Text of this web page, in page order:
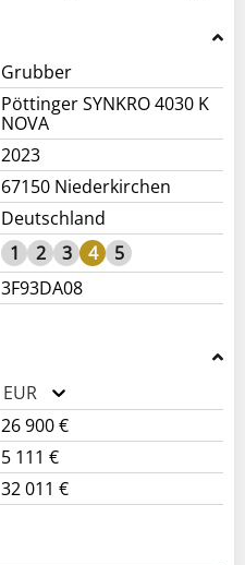
Grubber
Pöttinger SYNKRO 4030 K
NOVA
2023
67150 Niederkirchen
Deutschland
1 2 3 4
5
3F93DA08
EUR
26 900 €
5 111 €
32 011 €